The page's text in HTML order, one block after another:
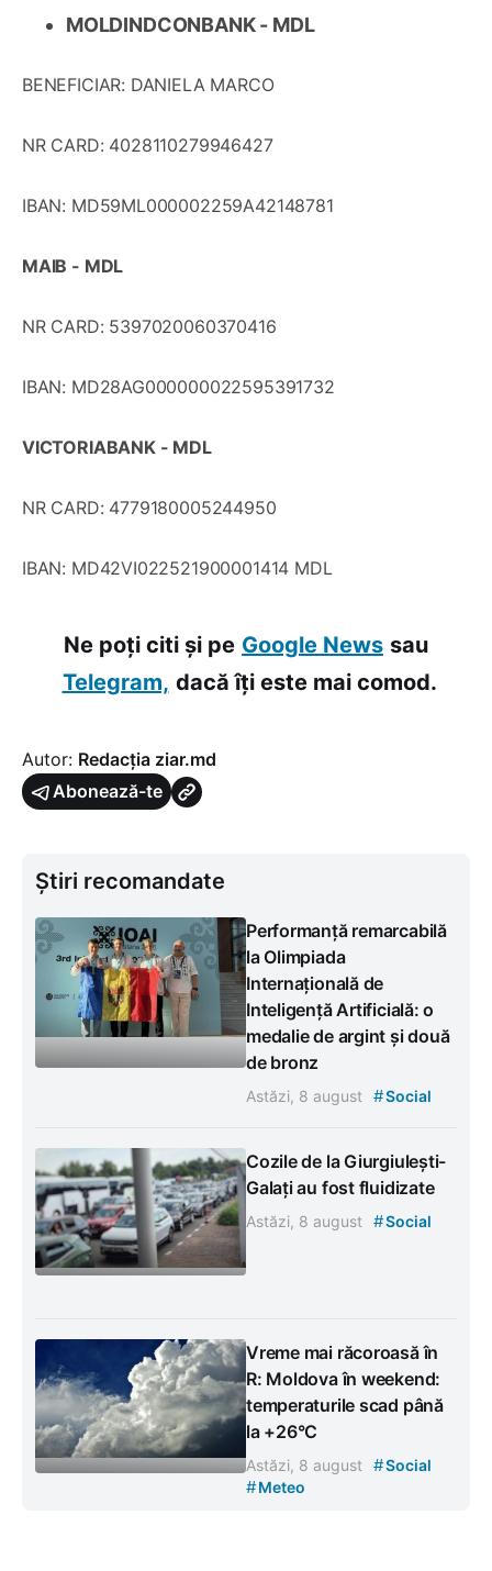
MOLDINDCONBANK - MDL
BENEFICIAR: DANIELA MARCO
NR CARD: 4028110279946427
IBAN: MD59ML000002259A42148781
MAIB - MDL
NR CARD: 5397020060370416
IBAN: MD28AG000000022595391732
VICTORIABANK - MDL
NR CARD: 4779180005244950
IBAN: MD42VI022521900001414 MDL
Ne poți citi și pe Google News sau
Telegram, dacă îți este mai comod.
Autor: Redacția ziar.md
Abonează-te
Știri recomandate
Performanță remarcabilă
la Olimpiada
Internațională de
Inteligență Artificială: o
medalie de argint și două
de bronz
Astăzi, 8 august #Social
Cozile de la Giurgiulești-
Galați au fost fluidizate
Astăzi, 8 august #Social
Vreme mai răcoroasă în
R: Moldova în weekend:
temperaturile scad până
la +26°C
Astăzi, 8 august #Social
#Meteo